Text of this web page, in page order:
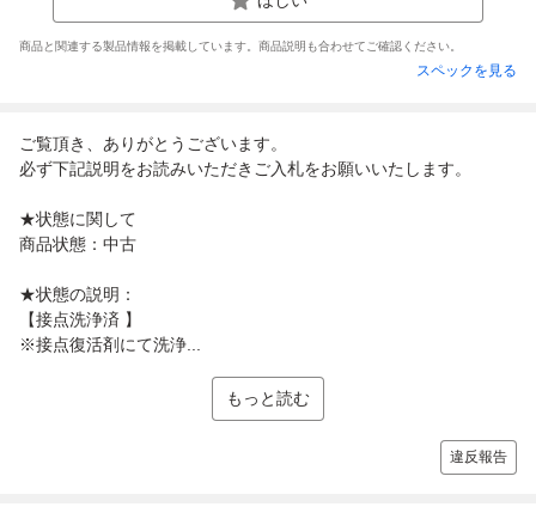
商品と関連する製品情報を掲載しています。商品説明も合わせてご確認ください。
スペックを見る
ご覧頂き、ありがとうございます。
必ず下記説明をお読みいただきご入札をお願いいたします。
★状態に関して
商品状態：中古
★状態の説明：
【接点洗浄済 】
※接点復活剤にて洗浄...
もっと読む
違反報告